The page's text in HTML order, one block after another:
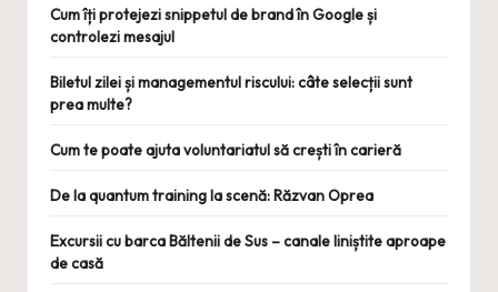
Cum îți protejezi snippetul de brand în Google și
controlezi mesajul
Biletul zilei și managementul riscului: câte selecții sunt
prea multe?
Cum te poate ajuta voluntariatul să crești în carieră
De la quantum training la scenă: Răzvan Oprea
Excursii cu barca Băltenii de Sus – canale liniștite aproape
de casă